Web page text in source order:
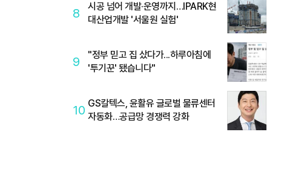
8
시공 넘어 개발·운영까지…IPARK현
대산업개발 '서울원 실험'
9
"정부 믿고 집 샀다가...하루아침에
'투기꾼' 됐습니다"
10 GS칼텍스, 윤활유 글로벌 물류센터
자동화…공급망 경쟁력 강화